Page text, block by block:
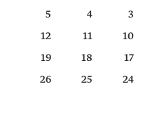
3
4
5
10
11
12
17
18
19
24
25
26